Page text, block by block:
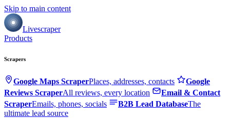
Skip to main content
Livescraper
Products
Scrapers
Google Maps ScraperPlaces, addresses, contacts
Google
Reviews ScraperAll reviews, every location
Email & Contact
ScraperEmails, phones, socials B2B Lead DatabaseThe
ultimate lead source